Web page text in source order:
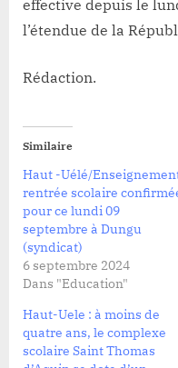
effective depuis le
l’étendue de la
Rédaction.
Similaire
Haut -Uélé/
rentrée scolaire
pour ce lundi 09
septembre à Dungu
(syndicat)
6 septembre 2024
Dans "Education"
Haut-Uele : à moins de
quatre ans, le complexe
scolaire Saint Thomas